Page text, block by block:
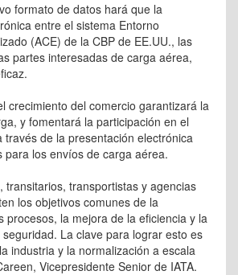
formato de datos hará que la
entre el sistema Entorno
(ACE) de la CBP de EE.UU., las
partes interesadas de carga aérea,
crecimiento del comercio garantizará la
y fomentará la participación en el
través de la presentación electrónica
para los envíos de carga aérea.
transitarios, transportistas y agencias
los objetivos comunes de la
procesos, la mejora de la eficiencia y la
La clave para lograr esto es
industria y la normalización a escala
Vicepresidente Senior de IATA.